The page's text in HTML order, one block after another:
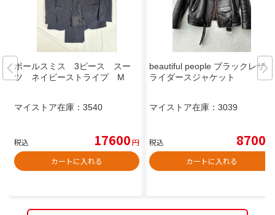
ポールスミス 3ピース スー
ツ ネイビーストライプ M
マイストア在庫： 3540
税込 17600円
カートに入れる
beautiful people ブラックレザー
ライダースジャケット
マイストア在庫： 3039
税込 8700
カートに入れる